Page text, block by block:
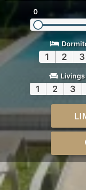
0
1 2 3
Livings
1 2 3